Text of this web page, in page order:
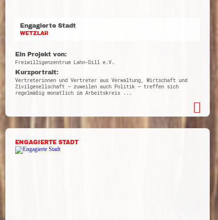
Engagierte Stadt
WETZLAR
Ein Projekt von:
Freiwilligenzentrum Lahn-Dill e.V.
Kurzportrait:
Vertreterinnen und Vertreter aus Verwaltung, Wirtschaft und
Zivilgesellschaft – zuweilen auch Politik – treffen sich
regelmäßig monatlich im Arbeitskreis ...
ENGAGIERTE STADT